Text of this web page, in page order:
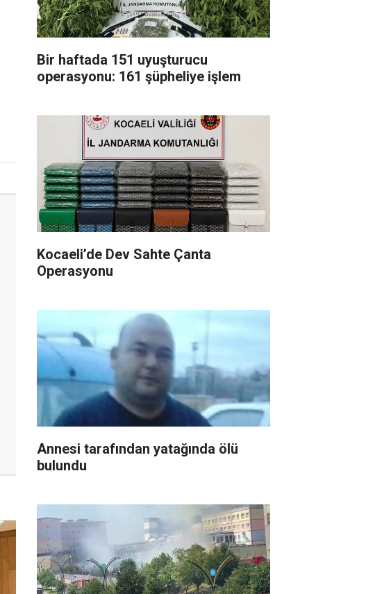
Bir haftada 151 uyuşturucu
operasyonu: 161 şüpheliye işlem
Kocaeli’de Dev Sahte Çanta
Operasyonu
Annesi tarafından yatağında ölü
bulundu